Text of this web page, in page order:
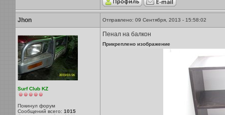
Jhon Отправлено: 09 Сентября, 2013 - 15:58:02
Surf Club KZ
Покинул форум
Сообщений всего: 1015
Пенал на балкон
Прикреплено изображение